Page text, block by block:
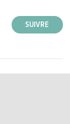
SUIVRE